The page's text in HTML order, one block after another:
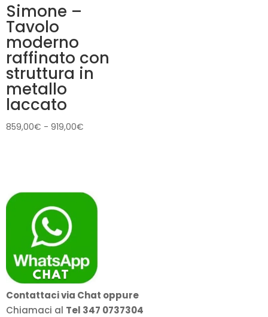
Simone –
Tavolo
moderno
raffinato con
struttura in
metallo
laccato
859,00€ - 919,00€
a
919,00€
Contattaci via Chat oppure
Chiamaci al Tel 347 0737304